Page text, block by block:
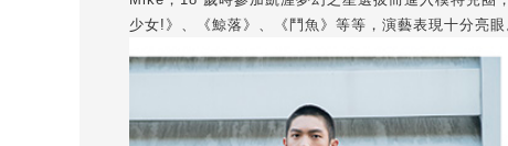
少女!》、《鯨落》、《鬥魚》等等，演藝表現十分亮